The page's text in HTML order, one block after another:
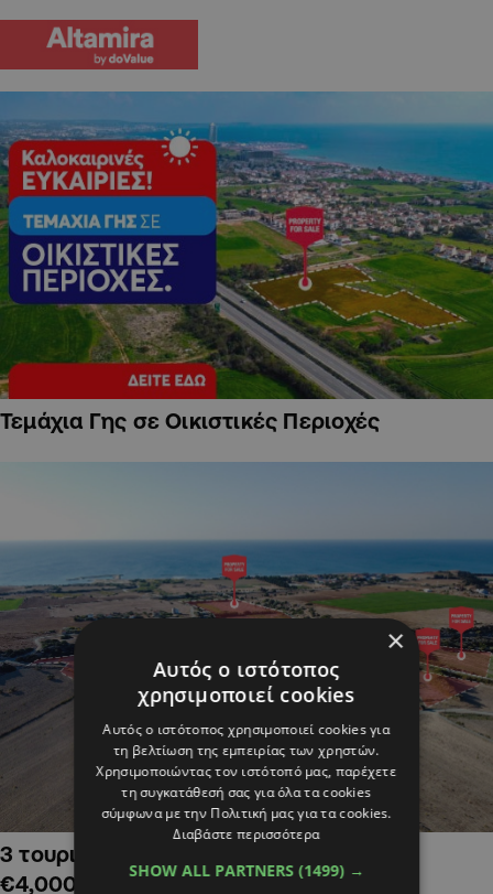
Τεμάχια Γης σε Οικιστικές Περιοχές
3 τουριστικά χωράφια στην Αλαμινό,
€4,000,000
×
Αυτός ο ιστότοπος
χρησιμοποιεί cookies
Αυτός ο ιστότοπος χρησιμοποιεί cookies για
τη βελτίωση της εμπειρίας των χρηστών.
Χρησιμοποιώντας τον ιστότοπό μας, παρέχετε
τη συγκατάθεσή σας για όλα τα cookies
σύμφωνα με την Πολιτική μας για τα cookies.
Διαβάστε περισσότερα
SHOW ALL PARTNERS (1499) →